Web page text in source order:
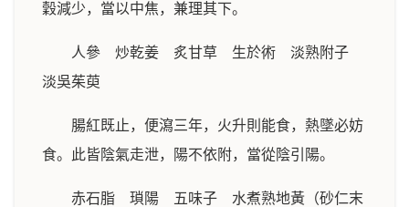
穀減少，當以中焦，兼理其下。
人參 炒乾姜 炙甘草 生於術 淡熟附子
淡吳茱萸
腸紅既止，便瀉三年，火升則能食，熱墜必妨
食。此皆陰氣走泄，陽不依附，當從陰引陽。
赤石脂 瑣陽 五味子 水煮熟地黃（砂仁末